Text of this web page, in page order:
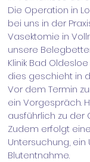
Die Operation in
bei uns in der
Vasektomie in
unsere
Klinik Bad
dies geschieht in
Vor dem Termin
ein Vorgespräch.
ausführlich zu der
Zudem erfolgt
Untersuchung,
Blutentnahme.